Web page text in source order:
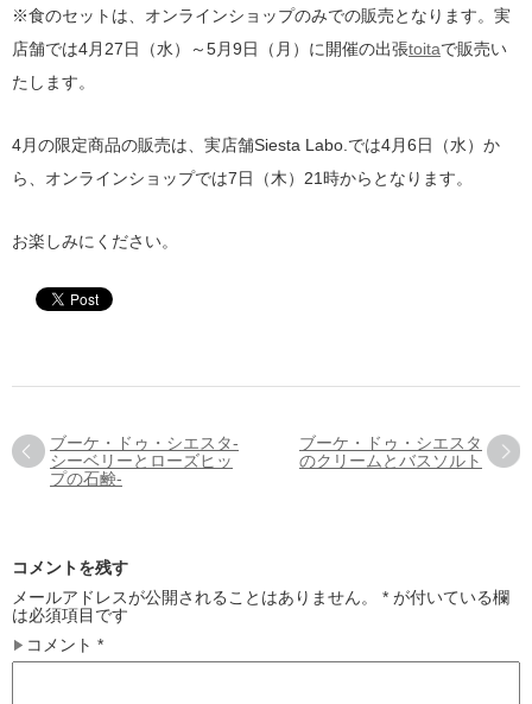
※食のセットは、オンラインショップのみでの販売となります。実
店舗では4月27日（水）～5月9日（月）に開催の出張toitaで販売い
たします。
4月の限定商品の販売は、実店舗Siesta Labo.では4月6日（水）か
ら、オンラインショップでは7日（木）21時からとなります。
お楽しみにください。
ブーケ・ドゥ・シエスタ-
シーベリーとローズヒッ
プの石鹸-
ブーケ・ドゥ・シエスタ
のクリームとバスソルト
コメントを残す
メールアドレスが公開されることはありません。
* が付いている欄
は必須項目です
コメント *